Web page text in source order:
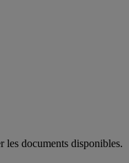
les documents disponibles.